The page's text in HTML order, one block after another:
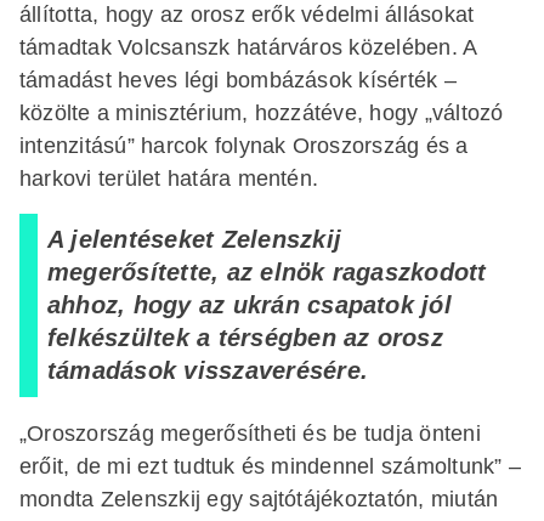
állította, hogy az orosz erők védelmi állásokat
támadtak Volcsanszk határváros közelében. A
támadást heves légi bombázások kísérték –
közölte a minisztérium, hozzátéve, hogy „változó
intenzitású” harcok folynak Oroszország és a
harkovi terület határa mentén.
A jelentéseket Zelenszkij
megerősítette, az elnök ragaszkodott
ahhoz, hogy az ukrán csapatok jól
felkészültek a térségben az orosz
támadások visszaverésére.
„Oroszország megerősítheti és be tudja önteni
erőit, de mi ezt tudtuk és mindennel számoltunk” –
mondta Zelenszkij egy sajtótájékoztatón, miután